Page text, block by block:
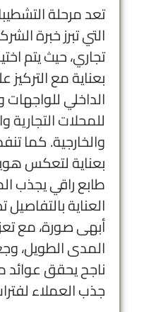
تعد مرحلة
التي تبرز خبرة
تجاري، حيث يتم
بعناية مع التركيز
الداخلي للواجهات
للمحلات التجارية
والخارجية. كما
بعناية لتعكس
طابع راقي يجذب
العناية
أبهى صورة، مع
المدى الطويل،
ناجح يحقق عوائد
جذب العملاء